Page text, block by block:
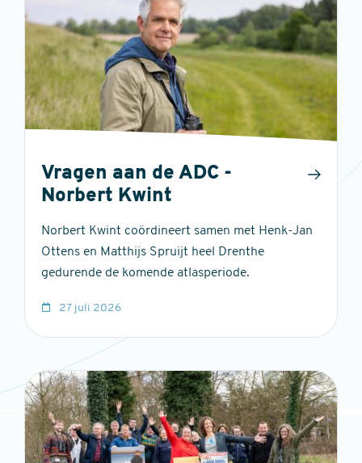
Vragen aan de ADC -
Norbert Kwint
Norbert Kwint coördineert samen met Henk-Jan
Ottens en Matthijs Spruijt heel Drenthe
gedurende de komende atlasperiode.
27 juli 2026